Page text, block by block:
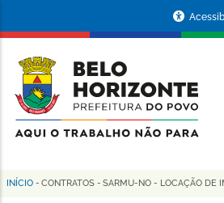
conteúdo
principal
da
Prefeitura
de
Horizonte
Trilha
INÍCIO - CONTRATOS - SARMU-NO - LOCAÇÃO DE